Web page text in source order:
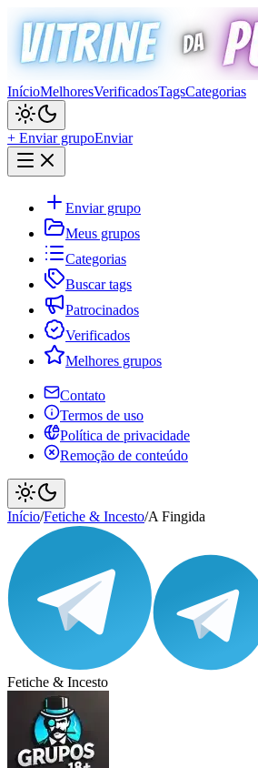
InícioMelhoresVerificadosTagsCategorias
+ Enviar grupoEnviar
Enviar grupo
Meus grupos
Categorias
Buscar tags
Patrocinados
Verificados
Melhores grupos
Contato
Termos de uso
Política de privacidade
Remoção de conteúdo
Início/Fetiche & Incesto/A Fingida
Fetiche & Incesto